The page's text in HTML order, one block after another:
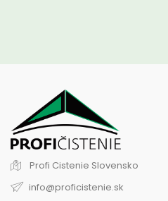
Profi Cistenie Slovensko
info@proficistenie.sk